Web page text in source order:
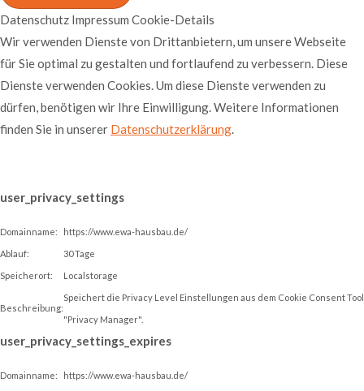
Datenschutz Impressum Cookie-Details
Wir verwenden Dienste von Drittanbietern, um unsere Webseite
für Sie optimal zu gestalten und fortlaufend zu verbessern. Diese
Dienste verwenden Cookies. Um diese Dienste verwenden zu
dürfen, benötigen wir Ihre Einwilligung. Weitere Informationen
finden Sie in unserer Datenschutzerklärung.
user_privacy_settings
Domainname: https://www.ewa-hausbau.de/
Ablauf: 30 Tage
Speicherort: Localstorage
Beschreibung:
Speichert die Privacy Level Einstellungen aus dem Cookie Consent Tool
"Privacy Manager".
user_privacy_settings_expires
Domainname: https://www.ewa-hausbau.de/